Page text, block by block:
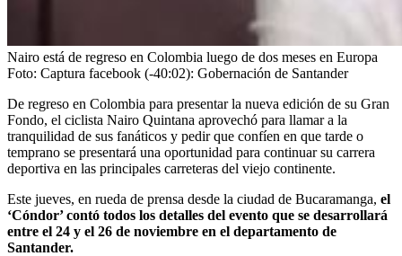
Nairo está de regreso en Colombia luego de dos meses en Europa
Foto: Captura facebook (-40:02): Gobernación de Santander
De regreso en Colombia para presentar la nueva edición de su Gran
Fondo, el ciclista Nairo Quintana aprovechó para llamar a la
tranquilidad de sus fanáticos y pedir que confíen en que tarde o
temprano se presentará una oportunidad para continuar su carrera
deportiva en las principales carreteras del viejo continente.
Este jueves, en rueda de prensa desde la ciudad de Bucaramanga, el
‘Cóndor’ contó todos los detalles del evento que se desarrollará
entre el 24 y el 26 de noviembre en el departamento de
Santander.